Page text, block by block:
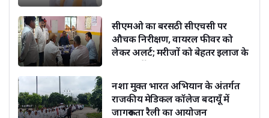
सीएमओ का बरसठी सीएचसी पर
औचक निरीक्षण, वायरल फीवर को
लेकर अलर्ट; मरीजों को बेहतर इलाज के
नशा मुक्त भारत अभियान के अंतर्गत
राजकीय मेडिकल कॉलेज बदायूँ में
जागरूकता रैली का आयोजन